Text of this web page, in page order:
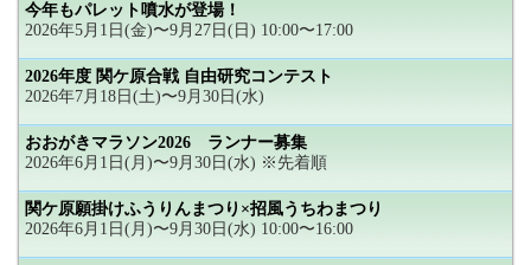
今年もパレット噴水が登場！
2026年5月1日(金)〜9月27日(日) 10:00〜17:00
2026年度 関ケ原合戦 自由研究コンテスト
2026年7月18日(土)〜9月30日(水)
おおがきマラソン2026 ランナー募集
2026年6月1日(月)〜9月30日(水) ※先着順
関ケ原願掛けふうりんまつり×招風うちわまつり
2026年6月1日(月)〜9月30日(水) 10:00〜16:00